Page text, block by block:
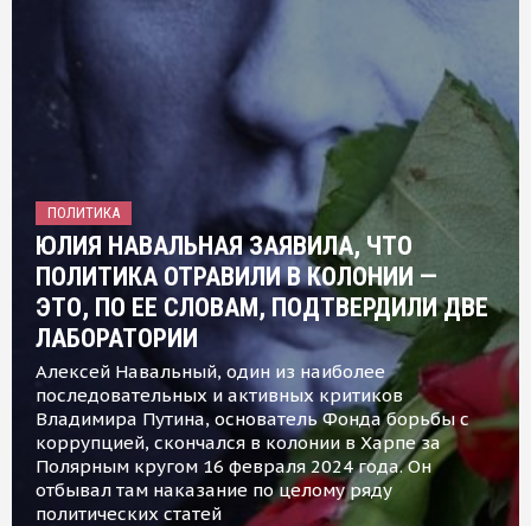
ПОЛИТИКА
ЮЛИЯ НАВАЛЬНАЯ ЗАЯВИЛА, ЧТО
ПОЛИТИКА ОТРАВИЛИ В КОЛОНИИ —
ЭТО, ПО ЕЕ СЛОВАМ, ПОДТВЕРДИЛИ ДВЕ
ЛАБОРАТОРИИ
Алексей Навальный, один из наиболее
последовательных и активных критиков
Владимира Путина, основатель Фонда борьбы с
коррупцией, скончался в колонии в Харпе за
Полярным кругом 16 февраля 2024 года. Он
отбывал там наказание по целому ряду
политических статей